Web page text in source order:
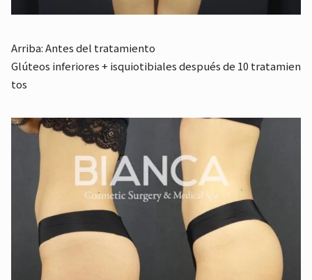
Arriba: Antes del tratamiento
Glúteos inferiores + isquiotibiales después de 10 tratamien
tos